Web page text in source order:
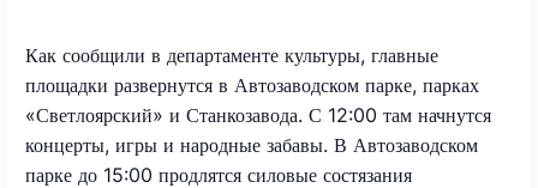
Как сообщили в департаменте культуры, главные
площадки развернутся в Автозаводском парке, парках
«Светлоярский» и Станкозавода. С 12:00 там начнутся
концерты, игры и народные забавы. В Автозаводском
парке до 15:00 продлятся силовые состязания